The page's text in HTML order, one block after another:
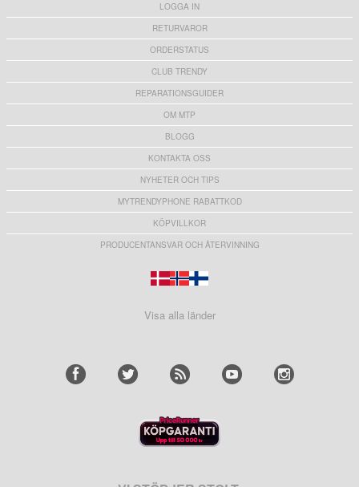
LOGGA IN
RETURVAROR
ORDERSTATUS
CLUB TRENDY
REPARATIONSGUIDER
OM MTP
BLOGG
KONTAKTA OSS
NYHETER OCH TIPS
MYTRENDYPHONE RABATTKOD
KÖPVILLKOR
PRODUCENTANSVAR OCH ÅTERVINNING
Visa alla länder